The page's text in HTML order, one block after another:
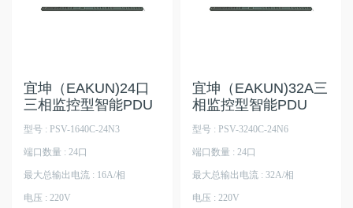
宜坤（EAKUN)24口
三相监控型智能PDU
型号 : PSV-1640C-24N3
端口数量 : 24口
最大总输出电流 : 16A/相
电压 : 220V
宜坤（EAKUN)32A三
相监控型智能PDU
型号 : PSV-3240C-24N6
端口数量 : 24口
最大总输出电流 : 32A/相
电压 : 220V